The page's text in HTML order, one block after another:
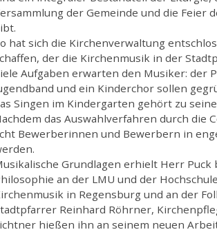
der Gemeinde und die Feier
hat sich die Kirchenverwaltung
der die Kirchenmusik in der
Aufgaben erwarten den Musiker: der
und ein Kinderchor sollen
Singen im Kindergarten gehört zu
das Auswahlverfahren durch die
Bewerberinnen und Bewerbern in
Grundlagen erhielt Herr
an der LMU und der
in Regensburg und an der
Reinhard Röhrner,
hießen ihn an seinem neuen